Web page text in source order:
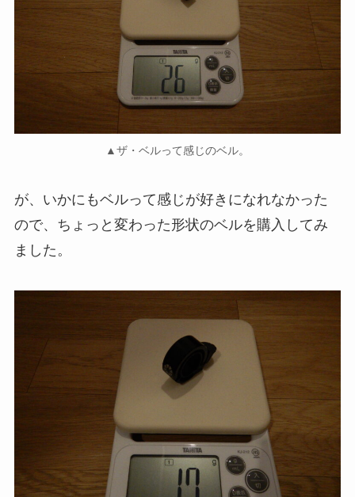
▲ザ・ベルって感じのベル。
が、いかにもベルって感じが好きになれなかった
ので、ちょっと変わった形状のベルを購入してみ
ました。